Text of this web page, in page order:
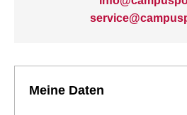
Meine Daten